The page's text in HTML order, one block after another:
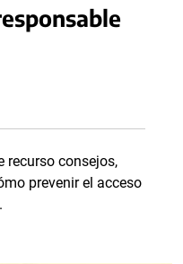
recurso consejos,
prevenir el acceso